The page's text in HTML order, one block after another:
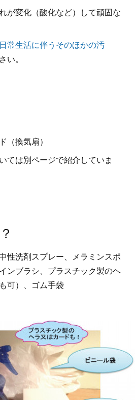
が変化（酸化など）して頑固な
常生活に伴うそのほかの汚
い。
（換気扇）
ては別ページで紹介していま
性洗剤スプレー、メラミンスポ
ンブラシ、プラスチック製のヘ
可）、ゴム手袋